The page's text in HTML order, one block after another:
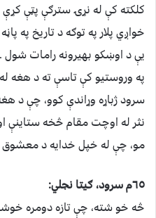
کلکته کې له نړۍ سترګې پټې کړې
خواږي پلار په توګه د تاريخ په
يې د اوښکو بهيرونه رامات شول .
په وروستيو کې تاسې ته د هغه
سرود ژباړه وړاندې کوو، چې د
نثر له اوچت مقام څخه ستاينې
مو، چې له خپل خدايه د معشوق
٦٥م سرود، ګيتا نجلي:
څه خو شته، چې تازه دومره